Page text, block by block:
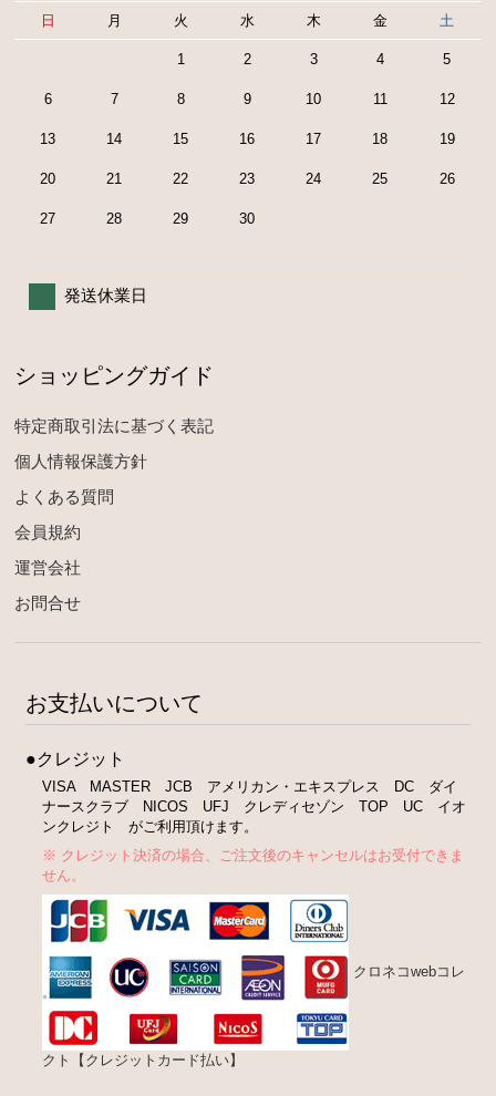
日 月 火 水 木 金 土
1 2 3 4 5
6 7 8 9 10 11 12
13 14 15 16 17 18 19
20 21 22 23 24 25 26
27 28 29 30
発送休業日
ショッピングガイド
特定商取引法に基づく表記
個人情報保護方針
よくある質問
会員規約
運営会社
お問合せ
お支払いについて
●クレジット
VISA MASTER JCB アメリカン・エキスプレス DC ダイ
ナースクラブ NICOS UFJ クレディセゾン TOP UC イオ
ンクレジト がご利用頂けます。
※ クレジット決済の場合、ご注文後のキャンセルはお受付できま
せん。
クロネコwebコレ
クト【クレジットカード払い】